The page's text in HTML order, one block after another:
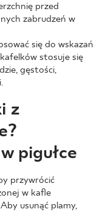
przed
zabrudzeń w
się do wskazań
stosuje się
gęstości,
z
pigułce
przywrócić
w kafle
usunąć plamy,